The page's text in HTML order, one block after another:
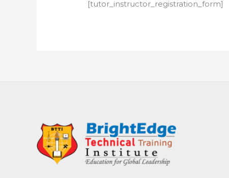
[tutor_instructor_registration_form]